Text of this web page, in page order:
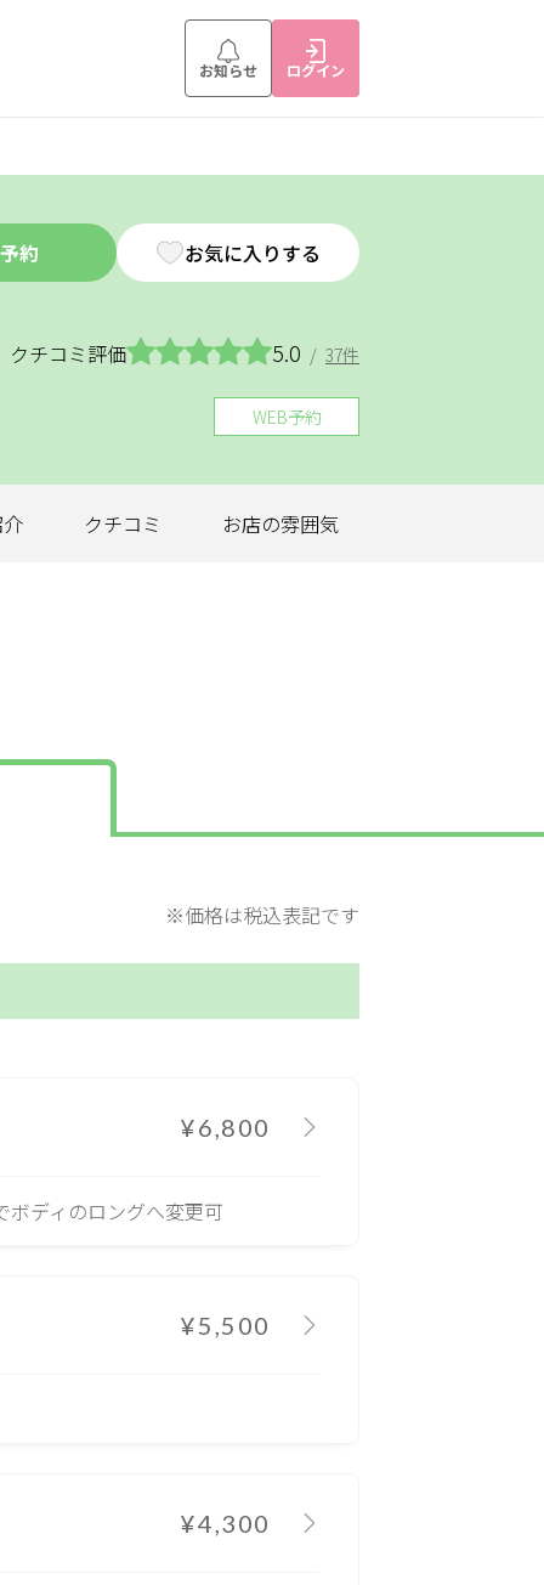
お知らせ ログイン
約 お気に入りする
クチコミ評価 5.0 / 37件
WEB予約
クチコミ お店の雰囲気
※価格は税込表記です
¥6,800
ディのロングへ変更可
¥5,500
¥4,300